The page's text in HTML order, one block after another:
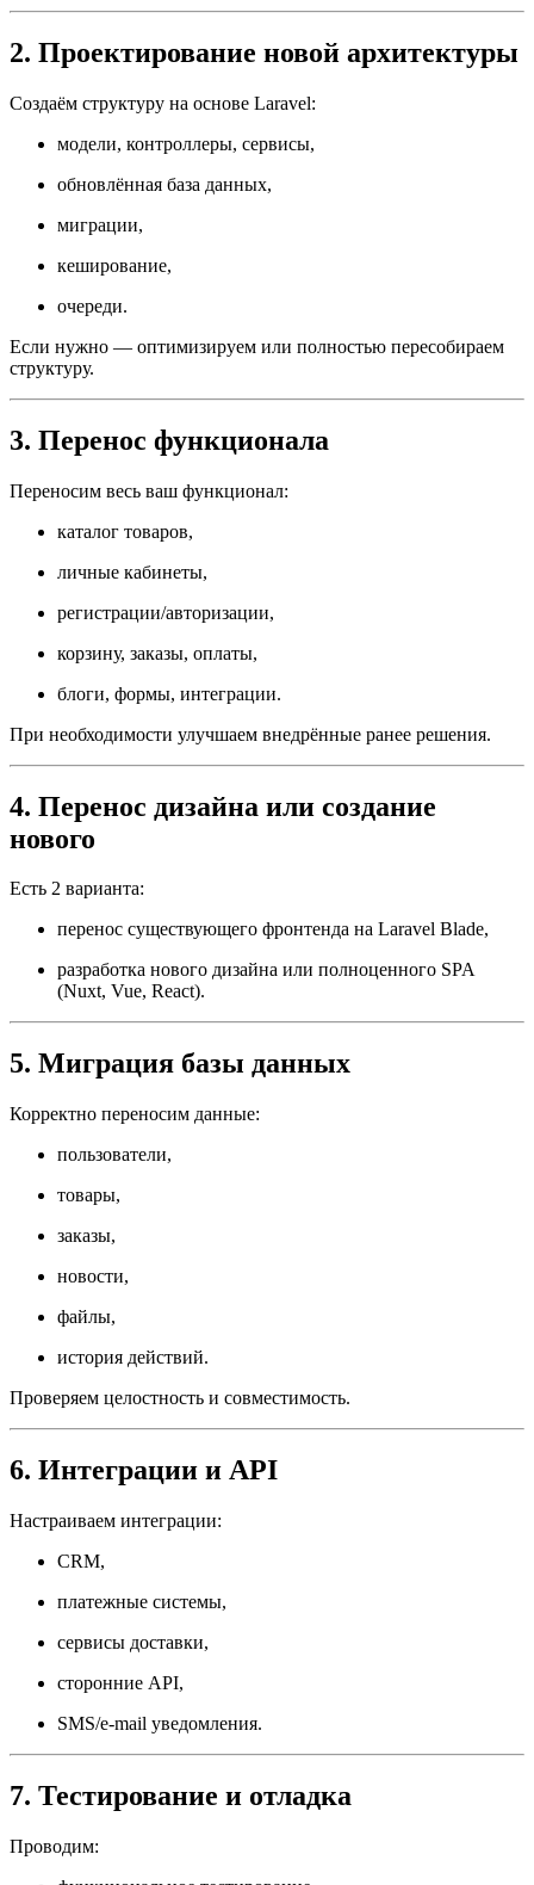
2. Проектирование новой архитектуры
Создаём структуру на основе Laravel:
модели, контроллеры, сервисы,
обновлённая база данных,
миграции,
кеширование,
очереди.
Если нужно — оптимизируем или полностью пересобираем
структуру.
3. Перенос функционала
Переносим весь ваш функционал:
каталог товаров,
личные кабинеты,
регистрации/авторизации,
корзину, заказы, оплаты,
блоги, формы, интеграции.
При необходимости улучшаем внедрённые ранее решения.
4. Перенос дизайна или создание
нового
Есть 2 варианта:
перенос существующего фронтенда на Laravel Blade,
разработка нового дизайна или полноценного SPA
(Nuxt, Vue, React).
5. Миграция базы данных
Корректно переносим данные:
пользователи,
товары,
заказы,
новости,
файлы,
история действий.
Проверяем целостность и совместимость.
6. Интеграции и API
Настраиваем интеграции:
CRM,
платежные системы,
сервисы доставки,
сторонние API,
SMS/e-mail уведомления.
7. Тестирование и отладка
Проводим: